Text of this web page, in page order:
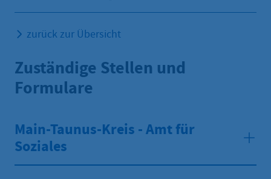
zurück zur Übersicht
Zuständige Stellen und
Formulare
Main-Taunus-Kreis - Amt für
Soziales